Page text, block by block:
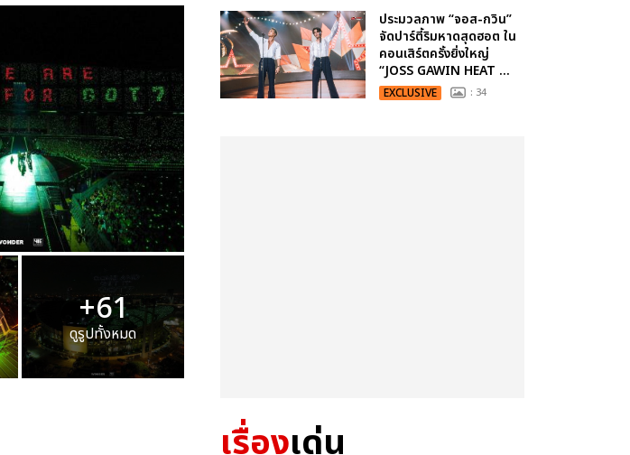
+61
ดูรูปทั้งหมด
ประมวลภาพ “จอส-กวิน”
จัดปาร์ตี้ริมหาดสุดฮอต ใน
คอนเสิร์ตครั้งยิ่งใหญ่
“JOSS GAWIN HEAT ...
EXCLUSIVE : 34
เรื่องเด่น